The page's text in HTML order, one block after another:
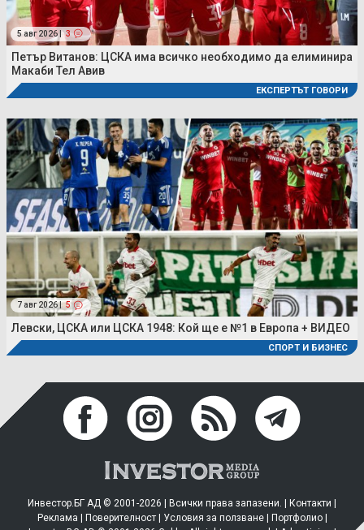
5 авг 2026 | 3
Петър Витанов: ЦСКА има всичко необходимо да елиминира
Макаби Тел Авив
ЕКСПЕРТЪТ ГОВОРИ
7 авг 2026 | 5
Левски, ЦСКА или ЦСКА 1948: Кой ще е №1 в Европа + ВИДЕО
СПОРТ И БИЗНЕС
Инвестор.БГ АД © 2001-2026 | Всички права запазени. | Контакти
Реклама
Поверителност| Условия за ползване| Портфолио|